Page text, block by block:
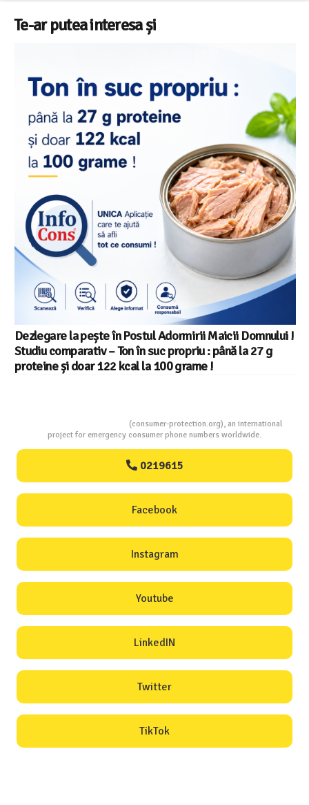
Te-ar putea interesa și
Salariul minim in Europa in 2026 – Romania pe locul 20
din 22 in UE
(consumer-protection.org), an international
project for emergency consumer phone numbers worldwide.
0219615
Facebook
Instagram
Youtube
LinkedIN
Twitter
TikTok